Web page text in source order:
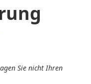
Sie nicht Ihren